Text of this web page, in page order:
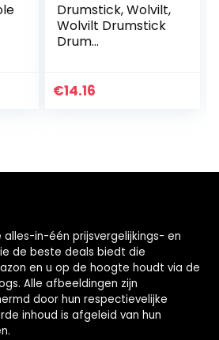
Drumstick, Wolvilt,
Wolvilt Drumstick
Drum
instrument
€14.16
alles-in-één prijsvergelijkings- en
de beste deals biedt die
en u op de hoogte houdt via de
Alle afbeeldingen zijn
door hun respectievelijke
inhoud is afgeleid van hun